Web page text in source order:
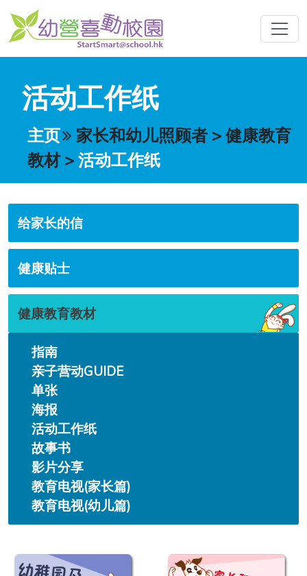
活动工作纸
主页 家长和幼儿照顾者 > 健康教育
教材> 活动工作纸
给家长的信
健康贴士
健康教育教材
指南
亲子营动GUIDE
单张
海报
活动工作纸
故事书
影片分享
教育电视(家长篇)
教育电视(幼儿篇)